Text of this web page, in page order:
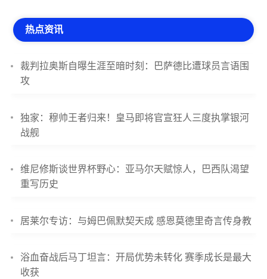
热点资讯
裁判拉奥斯自曝生涯至暗时刻：巴萨德比遭球员言语围
攻
独家：穆帅王者归来！皇马即将官宣狂人三度执掌银河
战舰
维尼修斯谈世界杯野心：亚马尔天赋惊人，巴西队渴望
重写历史
居莱尔专访：与姆巴佩默契天成 感恩莫德里奇言传身教
浴血奋战后马丁坦言：开局优势未转化 赛季成长是最大
收获